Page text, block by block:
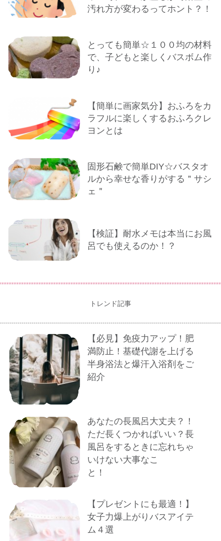
汚れ方が変わるってホント？！
とっても簡単☆１００均の材料
で、子どもと楽しくバスボム作
り♪
【簡単に画家気分】おふろをカ
ラフルに楽しくするおふろクレ
ヨンとは
固形石鹸で簡単DIY☆バスタオ
ルから幸せな香りがする＂サシ
ェ＂
【検証】耐水メモは本当にお風
呂でも使えるのか！？
トレンド記事
【必見】免疫力アップ！肥
満防止！基礎代謝を上げる
半身浴法と爆汗入浴剤をご
紹介
あなたの長風呂大丈夫？！
ただ長くつかればいい？長
風呂をするときに忘れちゃ
いけない大事なこ
と！
【プレゼントにも最適！】
女子力爆上がりバスアイテ
ム４選